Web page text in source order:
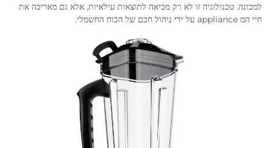
למכונה. טכנולוגיה זו לא רק מביאה לתוצאות עילאיות, אלא גם מאריכה את
חיי המ appliance על ידי ניהול חכם של הכוח החשמלי.